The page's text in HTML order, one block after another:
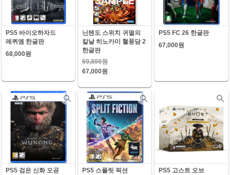
PS5 바이오하자드
레퀴엠 한글판
68,000원
닌텐도 스위치 귀멸의
칼날 히노카미 혈풍담 2
한글판
69,800원
67,000원
PS5 FC 26 한글판
67,000원
PS5 검은 신화 오공
PS5 스플릿 픽션
PS5 고스트 오브